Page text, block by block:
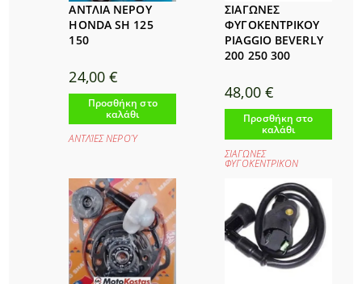
ΑΝΤΛΙΑ ΝΕΡΟΥ
HONDA SH 125
150
24,00€
Προσθήκη στο
καλάθι
ΑΝΤΛΊΕΣ ΝΕΡΟΎ
ΣΙΑΓΩΝΕΣ
ΦΥΓΟΚΕΝΤΡΙΚΟΥ
PIAGGIO BEVERLY
200 250 300
48,00 €
Προσθήκη στο
καλάθι
ΣΙΑΓΩΝΕΣ
ΦΥΓΟΚΕΝΤΡΙΚΟΝ